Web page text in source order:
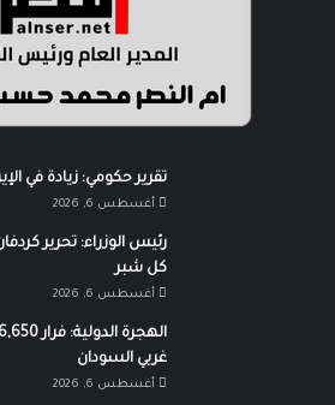
تقرير حكومي: زيادة في
أغسطس 6, 2026
رئيس الوزراء: تحرير
كل شبر
أغسطس 6, 2026
غربي السودان
أغسطس 6, 2026